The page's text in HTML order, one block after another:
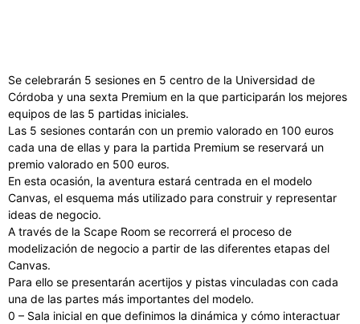
Se celebrarán 5 sesiones en 5 centro de la Universidad de
Córdoba y una sexta Premium en la que participarán los mejores
equipos de las 5 partidas iniciales.
Las 5 sesiones contarán con un premio valorado en 100 euros
cada una de ellas y para la partida Premium se reservará un
premio valorado en 500 euros.
En esta ocasión, la aventura estará centrada en el modelo
Canvas, el esquema más utilizado para construir y representar
ideas de negocio.
A través de la Scape Room se recorrerá el proceso de
modelización de negocio a partir de las diferentes etapas del
Canvas.
Para ello se presentarán acertijos y pistas vinculadas con cada
una de las partes más importantes del modelo.
0 – Sala inicial en que definimos la dinámica y cómo interactuar